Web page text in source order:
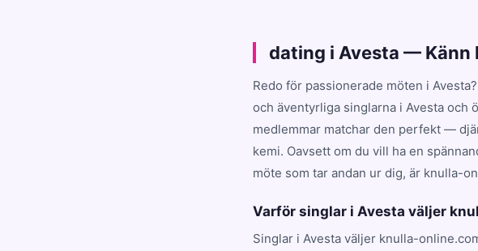
dating i Avesta — Känn
Redo för passionerade möten i
och äventyrliga singlarna i Avesta och
medlemmar matchar den perfekt —
kemi. Oavsett om du vill ha en
möte som tar andan ur dig, är knulla-
Varför singlar i Avesta väljer
Singlar i Avesta väljer knulla-